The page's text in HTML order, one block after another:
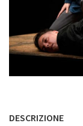
DESCRIZIONE